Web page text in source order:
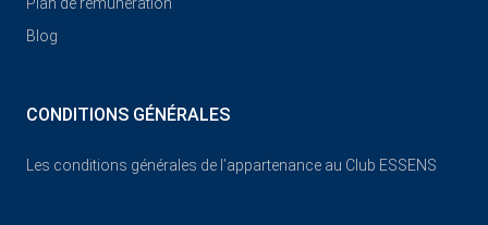
Blog
CONDITIONS GÉNÉRALES
Les conditions générales de l’appartenance au Club ESSENS